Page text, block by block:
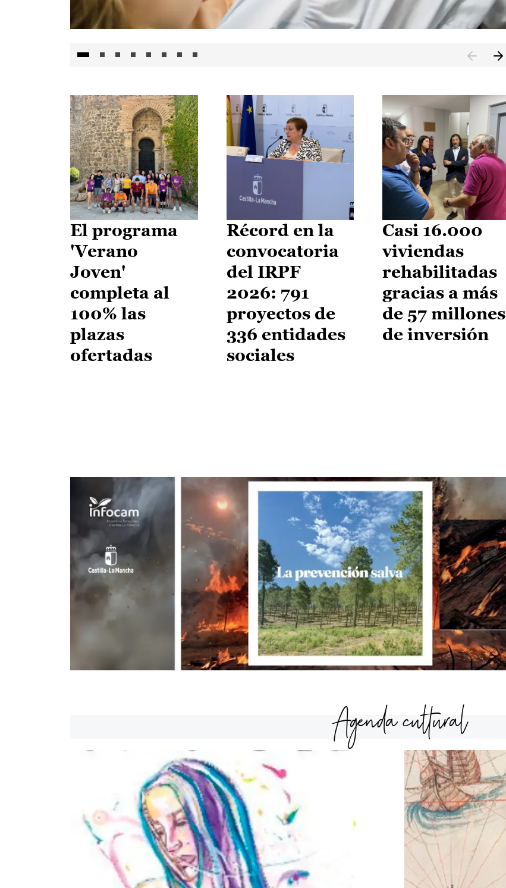
El programa
'Verano
Joven'
completa al
100% las
plazas
ofertadas
Récord en la
convocatoria
del IRPF
2026: 791
proyectos de
336 entidades
sociales
Casi 16.000
viviendas
rehabilitadas
gracias a más
de 57 millones
de inversión
Agenda cultural